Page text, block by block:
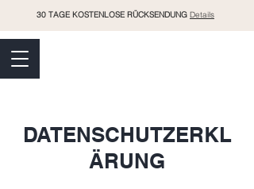
30 TAGE KOSTENLOSE RÜCKSENDUNG Details
DATENSCHUTZERKL
ÄRUNG